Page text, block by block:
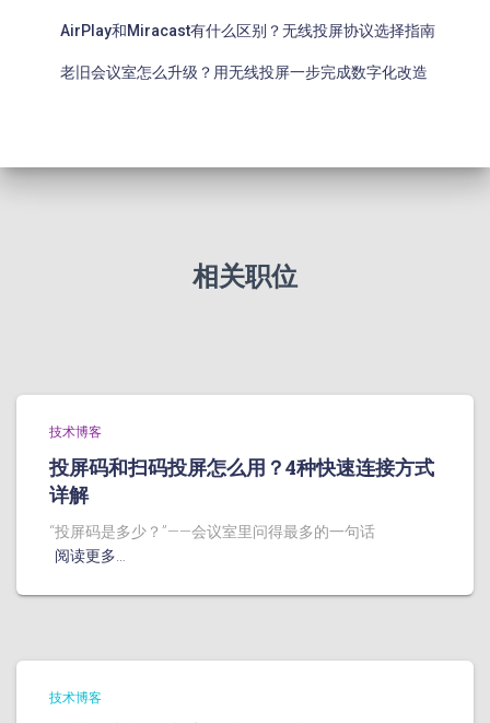
AirPlay和Miracast有什么区别？无线投屏协议选择指南
老旧会议室怎么升级？用无线投屏一步完成数字化改造
相关职位
技术博客
投屏码和扫码投屏怎么用？4种快速连接方式
详解
“投屏码是多少？”——会议室里问得最多的一句话
阅读更多…
技术博客